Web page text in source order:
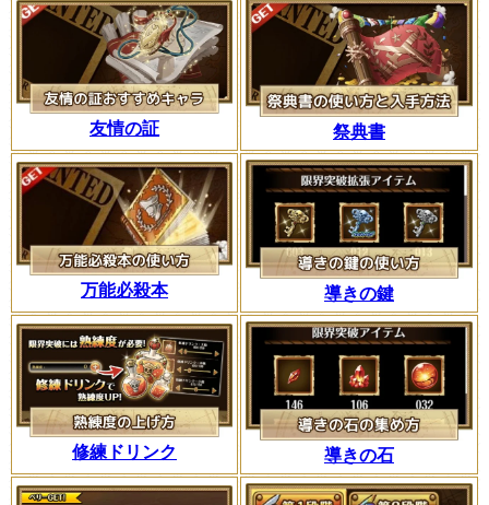
友情の証 祭典書
万能必殺本 導きの鍵
修練ドリンク 導きの石